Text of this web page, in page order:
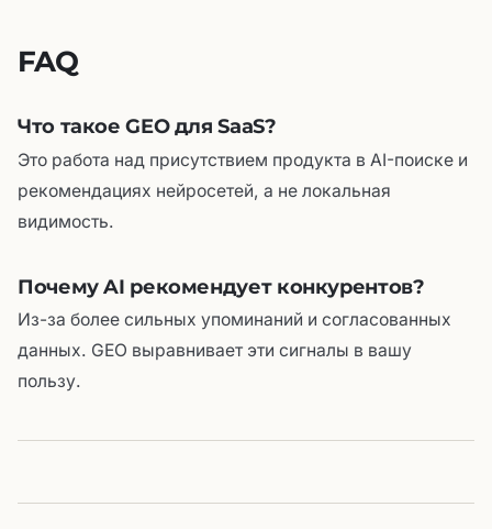
FAQ
Что такое GEO для SaaS?
Это работа над присутствием продукта в AI-поиске и
рекомендациях нейросетей, а не локальная
видимость.
Почему AI рекомендует конкурентов?
Из-за более сильных упоминаний и согласованных
данных. GEO выравнивает эти сигналы в вашу
пользу.